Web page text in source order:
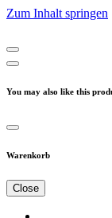
Zum Inhalt springen
You may also like this
Warenkorb
Close